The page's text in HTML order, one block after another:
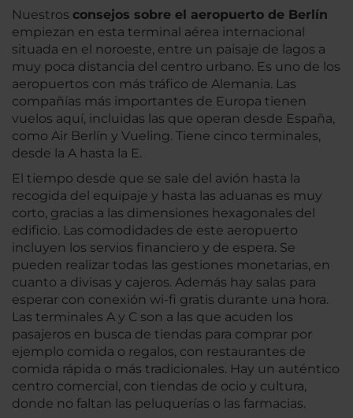
Nuestros consejos sobre el aeropuerto de Berlín
empiezan en esta terminal aérea internacional
situada en el noroeste, entre un paisaje de lagos a
muy poca distancia del centro urbano. Es uno de los
aeropuertos con más tráfico de Alemania. Las
compañías más importantes de Europa tienen
vuelos aquí, incluidas las que operan desde España,
como Air Berlín y Vueling. Tiene cinco terminales,
desde la A hasta la E.
El tiempo desde que se sale del avión hasta la
recogida del equipaje y hasta las aduanas es muy
corto, gracias a las dimensiones hexagonales del
edificio. Las comodidades de este aeropuerto
incluyen los servios financiero y de espera. Se
pueden realizar todas las gestiones monetarias, en
cuanto a divisas y cajeros. Además hay salas para
esperar con conexión wi-fi gratis durante una hora.
Las terminales A y C son a las que acuden los
pasajeros en busca de tiendas para comprar por
ejemplo comida o regalos, con restaurantes de
comida rápida o más tradicionales. Hay un auténtico
centro comercial, con tiendas de ocio y cultura,
donde no faltan las peluquerías o las farmacias.